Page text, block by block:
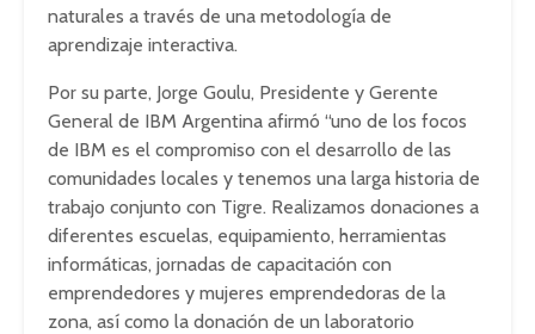
naturales a través de una metodología de
aprendizaje interactiva.
Por su parte, Jorge Goulu, Presidente y Gerente
General de IBM Argentina afirmó “uno de los focos
de IBM es el compromiso con el desarrollo de las
comunidades locales y tenemos una larga historia de
trabajo conjunto con Tigre. Realizamos donaciones a
diferentes escuelas, equipamiento, herramientas
informáticas, jornadas de capacitación con
emprendedores y mujeres emprendedoras de la
zona, así como la donación de un laboratorio